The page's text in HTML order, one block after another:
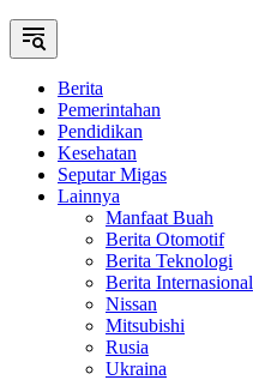
Berita
Pemerintahan
Pendidikan
Kesehatan
Seputar Migas
Lainnya
Manfaat Buah
Berita Otomotif
Berita Teknologi
Berita Internasional
Nissan
Mitsubishi
Rusia
Ukraina